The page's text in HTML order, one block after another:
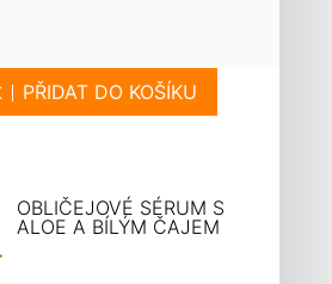
PŘIDAT DO KOŠÍKU
OBLIČEJOVÉ SÉRUM S
ALOE A BÍLÝM ČAJEM